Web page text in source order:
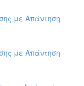
με Απάντηση
με Απάντηση